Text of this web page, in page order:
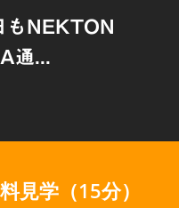
もNEKTON
通...
見学（15分）